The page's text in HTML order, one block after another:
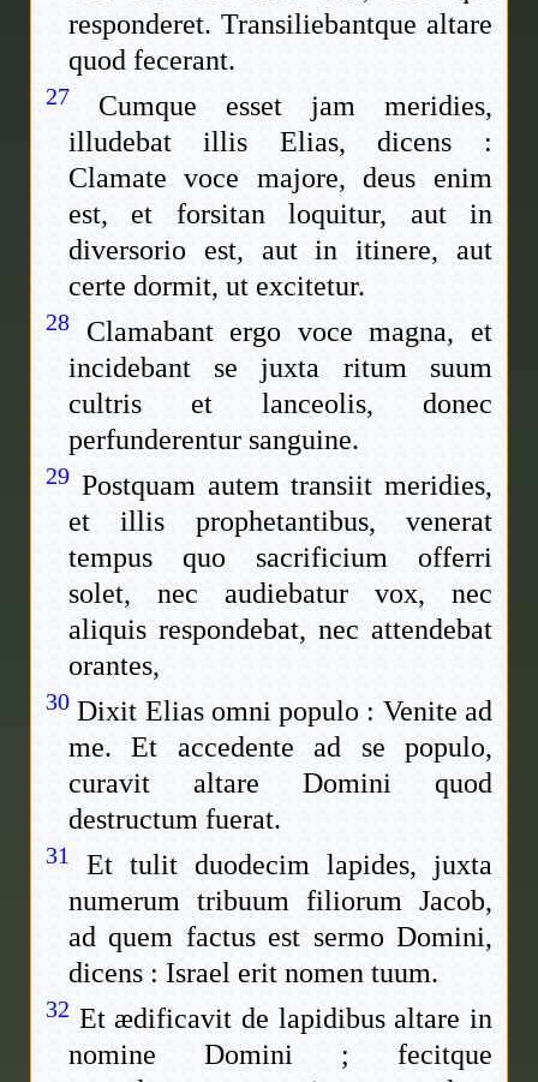
responderet. Transiliebantque altare
quod fecerant.
27
Cumque esset jam meridies,
illudebat illis Elias, dicens :
Clamate voce majore, deus enim
est, et forsitan loquitur, aut in
diversorio est, aut in itinere, aut
certe dormit, ut excitetur.
28
Clamabant ergo voce magna, et
incidebant se juxta ritum suum
cultris et lanceolis, donec
perfunderentur sanguine.
29 Postquam autem transiit meridies,
et illis prophetantibus, venerat
tempus quo sacrificium offerri
solet, nec audiebatur vox, nec
aliquis respondebat, nec attendebat
orantes,
30 Dixit Elias omni populo : Venite ad
me. Et accedente ad se populo,
curavit altare Domini quod
destructum fuerat.
31
Et tulit duodecim lapides, juxta
numerum tribuum filiorum Jacob,
ad quem factus est sermo Domini,
dicens : Israel erit nomen tuum.
32 Et ædificavit de lapidibus altare in
nomine Domini ; fecitque